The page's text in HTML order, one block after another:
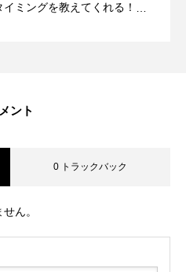
ミングを教えてくれる！
ント
0 トラックバック
ん。